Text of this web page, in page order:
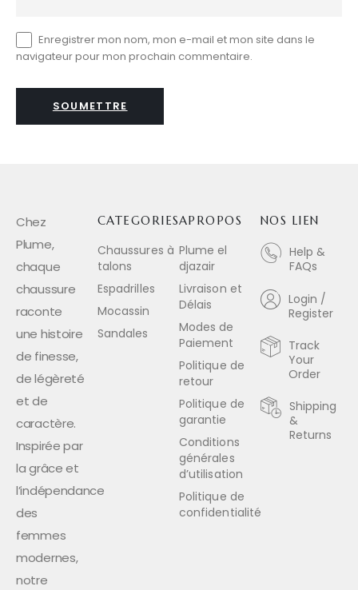
Enregistrer mon nom, mon e-mail et mon site dans le
navigateur pour mon prochain commentaire.
Chez
Plume,
chaque
chaussure
raconte
une histoire
de finesse,
de légèreté
et de
caractère.
Inspirée par
la grâce et
l’indépendance
des
femmes
modernes,
notre
NOS LIEN
Help &
FAQs
Login /
Register
Track
Your
Order
Shipping
&
Returns
APROPOS
Plume el
djazair
Livraison et
Délais
Modes de
Paiement
Politique de
retour
Politique de
garantie
Conditions
générales
d’utilisation
Politique de
confidentialité
CATEGORIES
Chaussures à
talons
Espadrilles
Mocassin
Sandales